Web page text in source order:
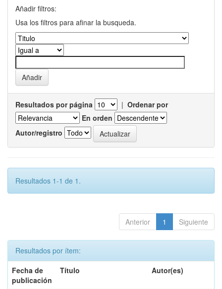
Añadir filtros:
Usa los filtros para afinar la busqueda.
Resultados por página | Ordenar por
En orden
Autor/registro
Resultados 1-1 de 1.
Anterior 1 Siguiente
Resultados por ítem:
Fecha de
publicación
Título Autor(es)